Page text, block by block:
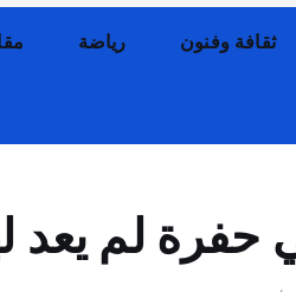
ثقافة وفنون رياضة
لم يعد